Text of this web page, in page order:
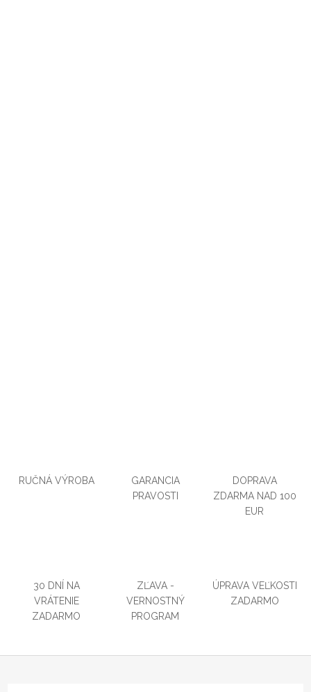
RUČNÁ VÝROBA
GARANCIA
PRAVOSTI
DOPRAVA
ZDARMA NAD 100
EUR
30 DNÍ NA
VRÁTENIE
ZADARMO
ZĽAVA -
VERNOSTNÝ
PROGRAM
ÚPRAVA VEĽKOSTI
ZADARMO